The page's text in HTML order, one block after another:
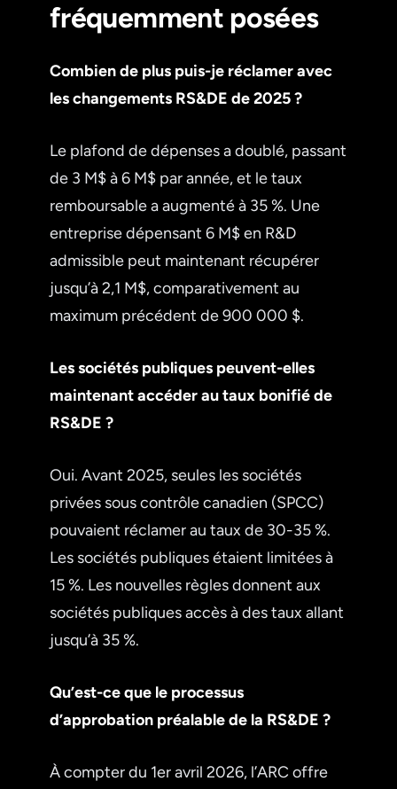
fréquemment posées
Combien de plus puis-je réclamer avec
les changements RS&DE de 2025 ?
Le plafond de dépenses a doublé, passant
de 3 M$ à 6 M$ par année, et le taux
remboursable a augmenté à 35 %. Une
entreprise dépensant 6 M$ en R&D
admissible peut maintenant récupérer
jusqu’à 2,1 M$, comparativement au
maximum précédent de 900 000 $.
Les sociétés publiques peuvent-elles
maintenant accéder au taux bonifié de
RS&DE ?
Oui. Avant 2025, seules les sociétés
privées sous contrôle canadien (SPCC)
pouvaient réclamer au taux de 30-35 %.
Les sociétés publiques étaient limitées à
15 %. Les nouvelles règles donnent aux
sociétés publiques accès à des taux allant
jusqu’à 35 %.
Qu’est-ce que le processus
d’approbation préalable de la RS&DE ?
À compter du 1er avril 2026, l’ARC offre